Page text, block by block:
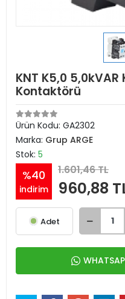
KNT K5,0
Kontaktörü
Ürün Kodu: GA2302
Marka: Grup ARGE
Stok: 5
%40
indirim
1.601,46 TL
960,88
Adet